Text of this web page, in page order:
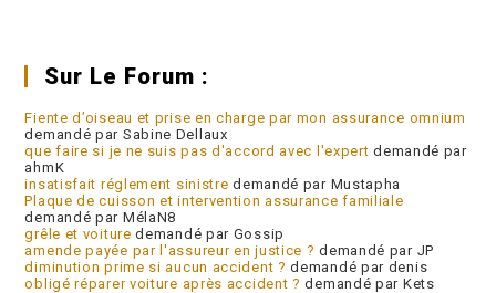
Sur Le Forum :
Fiente d’oiseau et prise en charge par mon assurance omnium
demandé par Sabine Dellaux
que faire si je ne suis pas d'accord avec l'expert demandé par
ahmK
insatisfait réglement sinistre demandé par Mustapha
Plaque de cuisson et intervention assurance familiale
demandé par MélaN8
grêle et voiture demandé par Gossip
amende payée par l'assureur en justice ? demandé par JP
diminution prime si aucun accident ? demandé par denis
obligé réparer voiture après accident ? demandé par Kets